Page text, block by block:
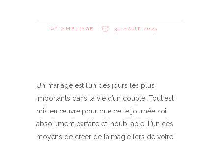
BY AMELIAGE 31 AOÛT 2023
Un mariage est l’un des jours les plus
importants dans la vie d’un couple. Tout est
mis en œuvre pour que cette journée soit
absolument parfaite et inoubliable. L’un des
moyens de créer de la magie lors de votre